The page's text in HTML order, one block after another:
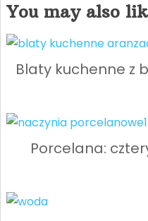
You may also
Blaty kuchenne z
Porcelana: